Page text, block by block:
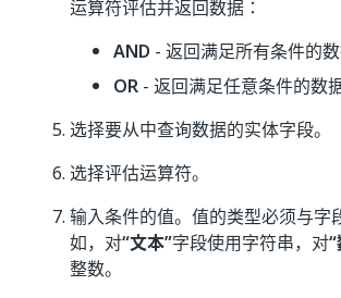
运算符评估并返回数据：
AND - 返回满足所有条件的
OR - 返回满足任意条件的数
选择要从中查询数据的实体字段。
选择评估运算符。
输入条件的值。值的类型必须与字
如，对“文本”字段使用字符串，对
整数。